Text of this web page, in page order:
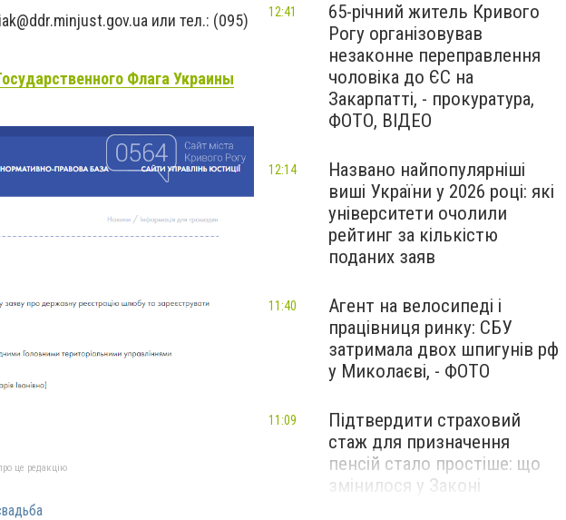
или тел.: (095)
Флага Украины
це редакцію
65-річний житель Кривого
Рогу організовував
незаконне переправлення
чоловіка до ЄС на
Закарпатті, - прокуратура,
ФОТО, ВІДЕО
12:41
Названо найпопулярніші
виші України у 2026 році: які
університети очолили
рейтинг за кількістю
поданих заяв
12:14
Агент на велосипеді і
працівниця ринку: СБУ
затримала двох шпигунів рф
у Миколаєві, - ФОТО
11:40
Підтвердити страховий
стаж для призначення
пенсій стало простіше: що
змінилося у Законі
11:09